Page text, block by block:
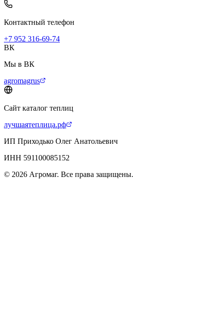
Контактный телефон
+7 952 316-69-74
ВК
Мы в ВК
agromagrus
Сайт каталог теплиц
лучшаятеплица.рф
ИП Приходько Олег Анатольевич
ИНН 591100085152
© 2026 Агромаг. Все права защищены.